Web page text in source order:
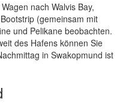
nach Walvis Bay,
(gemeinsam mit
und Pelikane beobachten.
des Hafens können Sie
in Swakopmund ist